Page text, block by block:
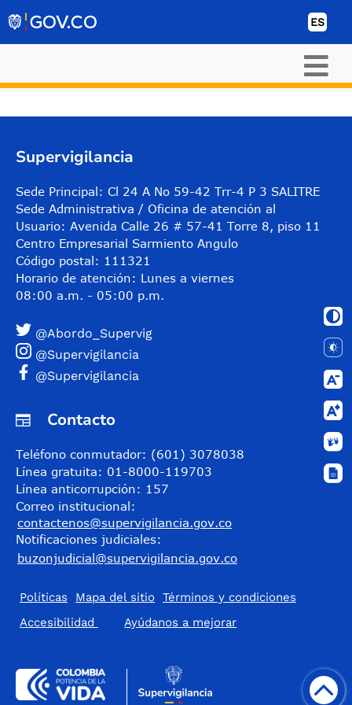
ES
Supervigilancia
Sede Principal: Cl 24 A No 59-42 Trr-4 P 3 SALITRE
Sede Administrativa / Oficina de atención al
Usuario: Avenida Calle 26 # 57-41 Torre 8, piso 11
Centro Empresarial Sarmiento Angulo
Código postal: 111321
Horario de atención: Lunes a viernes
08:00 a.m. - 05:00 p.m.
@Abordo_Supervig
@Supervigilancia
@Supervigilancia
Contacto
Teléfono conmutador: (601) 3078038
Línea gratuita: 01-8000-119703
Línea anticorrupción: 157
Correo institucional:
contactenos@supervigilancia.gov.co
Notificaciones judiciales:
buzonjudicial@supervigilancia.gov.co
Políticas Mapa del sitio
Términos y condiciones
Accesibilidad
​Ayúdanos a mejorar